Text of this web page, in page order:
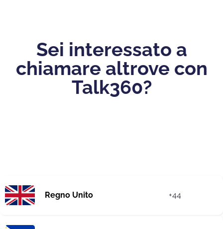
Sei interessato a
chiamare altrove con
Talk360?
Regno Unito +44